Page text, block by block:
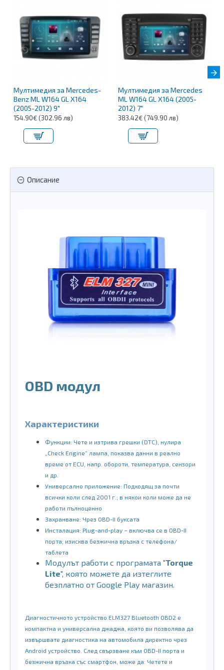
Мултимедия за Mercedes-
Benz ML W164 GL X164
(2005-2012) 9"
154.90€ (302.96 лв)
Мултимедия за Mercedes
ML W164 GL X164 (2005-
2012) 7"
383.42€ (749.90 лв)
Описание
OBD модул
Характеристики
Функции: Чете и изтрива грешки (DTC), нулира
„Check Engine“ лампа, показва данни в реално
време от ECU, напр. обороти, температура, сензори
и др.
Универсално приложение: Подходящ за почти
всички коли след 2001 г.; в някои коли може да не
работи пълноценно
Захранване: Чрез OBD-II буксата
Инсталация: Plug-and-play – включва се в OBD-II
порта; изисква безжична връзка с телефона/
таблета
Модулът работи с програмата "Torque
Lite", която можете да изтеглите
безплатно от Google Play магазин.
Диагностичното устройство ELM327 Bluetooth OBD2 е
компактна и универсална джаджа, която ви позволява да
извършвате диагностика на автомобила директно чрез
Android устройство. След свързване към OBD-II порта и
безжична връзка със смартфон, може да: Четете и